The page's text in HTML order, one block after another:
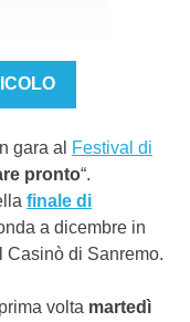
gara al
Festival di
pronto“.
finale di
a dicembre in
Casinò di Sanremo.
volta martedì